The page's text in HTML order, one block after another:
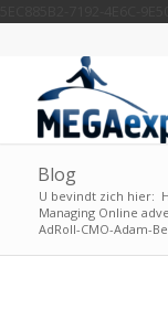
Blog
U bevindt zich hier:
Managing Online
AdRoll-CMO-Adam-